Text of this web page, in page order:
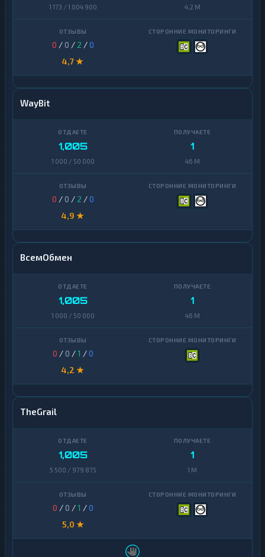
1 173 / 1 004 900 4,2 M
0 / 0 / 2 /0
4,7 ★
WayBit
1,005
1 000 / 50 000
1
46 M
0 / 0 / 2 /0
4,9 ★
ВсемОбмен
1,005
1 000 / 50 000
1
46 M
0 / 0 /1 /0
4,2 ★
TheGrail
1,005
5 500 / 979 875
1
1 M
0 / 0 /1 /0
5,0 ★